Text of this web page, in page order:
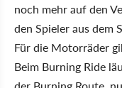
noch mehr auf den
den Spieler aus dem
Für die Motorräder
Beim Burning Ride